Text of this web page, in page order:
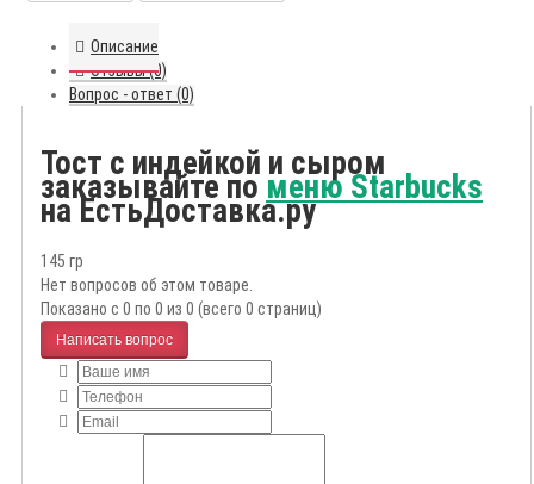
Описание
Отзывы (0)
Вопрос - ответ (0)
Тост с индейкой и сыром
заказывайте по меню Starbucks
на ЕстьДоставка.ру
145 гр
Нет вопросов об этом товаре.
Показано с 0 по 0 из 0 (всего 0 страниц)
Написать вопрос